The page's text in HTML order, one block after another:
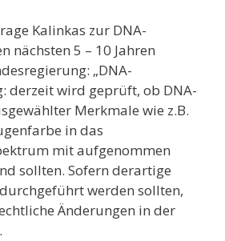
Kalinkas zur DNA-
nächsten 5 – 10 Jahren
„DNA-
derzeit wird geprüft, ob DNA-
Merkmale wie z.B.
in das
mit aufgenommen
sollten. Sofern derartige
werden sollten,
Änderungen in der